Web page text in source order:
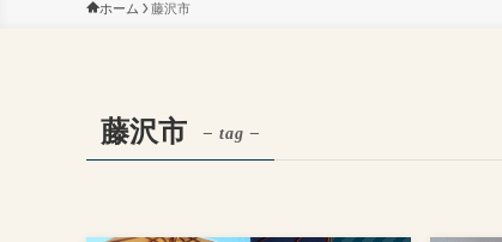
ホーム 藤沢市
藤沢市 – tag –